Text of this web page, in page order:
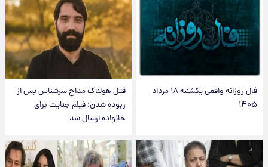
فال روزانه واقعی یکشنبه ۱۸ مرداد
۱۴۰۵
قتل هولناک مداح سرشناس پس از
ربوده شدن؛ فیلم جنایت برای
خانواده ارسال شد